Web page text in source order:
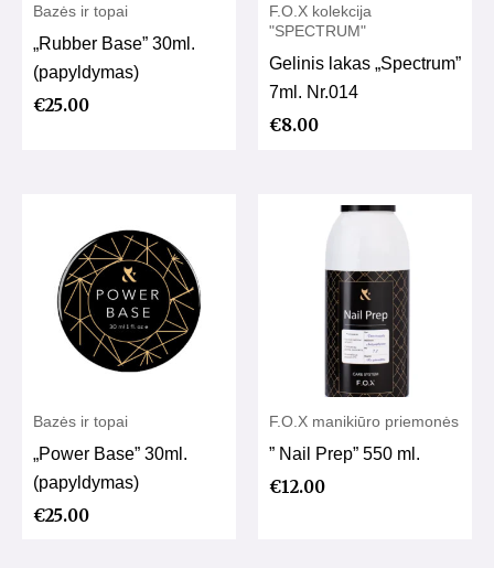
Bazės ir topai
„Rubber Base” 30ml.
(papyldymas)
€25.00
F.O.X kolekcija
"SPECTRUM"
Gelinis lakas „Spectrum”
7ml. Nr.014
€8.00
Bazės ir topai
„Power Base” 30ml.
(papyldymas)
€25.00
F.O.X manikiūro priemonės
” Nail Prep” 550 ml.
€12.00